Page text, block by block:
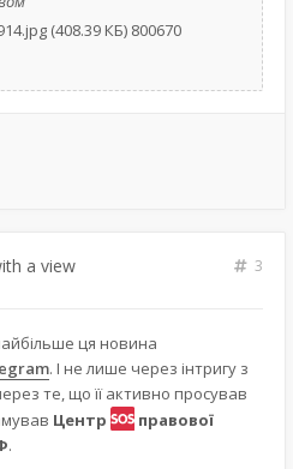
(408.39 КБ) 800670
a view
3
ця новина
. І не лише через інтригу з
те, що її активно просував
Центр
правової
.